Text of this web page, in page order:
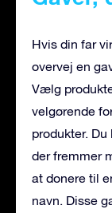
Hvis din far
overvej en
Vælg
velgørende
produkter.
der fremmer
at donere til
navn. Disse